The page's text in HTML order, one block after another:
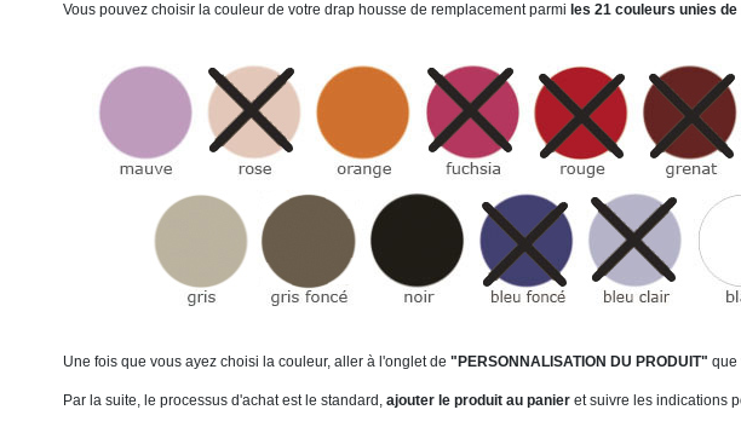
Vous pouvez choisir la couleur de votre drap housse de remplacement parmi les 21 couleurs unies
Une fois que vous ayez choisi la couleur, aller à l'onglet de "PERSONNALISATION DU PRODUIT" que
Par la suite, le processus d'achat est le standard, ajouter le produit au panier et suivre les indications